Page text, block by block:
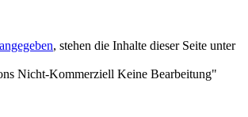
, stehen die Inhalte dieser Seite unter